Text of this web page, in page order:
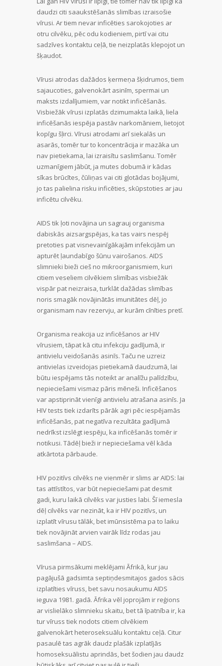
daudzi citi saaukstēšanās slimības izraisošie
vīrusi. Ar tiem nevar inficēties sarokojoties ar
otru cilvēku, pēc odu kodieniem, pirtī vai citu
sadzīves kontaktu ceļā, tie neizplatās klepojot un
šķaudot.
Vīrusi atrodas dažādos ķermeņa šķidrumos, tiem
sajaucoties, galvenokārt asinīm, spermai un
maksts izdalījumiem, var notikt inficēšanās.
Visbiežāk vīrusi izplatās dzimumakta laikā, liela
inficēšanās iespēja pastāv narkomāniem, lietojot
kopīgu šļirci. Vīrusi atrodami arī siekalās un
asarās, tomēr tur to koncentrācija ir mazāka un
nav pietiekama, lai izraisītu saslimšanu. Tomēr
uzmanīgiem jābūt, ja mutes dobumā ir kādas
sīkas brūcītes, čūliņas vai citi gļotādas bojājumi,
jo tas palielina risku inficēties, skūpstoties ar jau
inficētu cilvēku.
AIDS tik ļoti novājina un sagrauj organisma
dabiskās aizsargspējas, ka tas vairs nespēj
pretoties pat visnevainīgākajām infekcijām un
apturēt ļaundabīgo šūnu vairošanos. AIDS
slimnieki bieži cieš no mikroorganismiem, kuri
citiem veseliem cilvēkiem slimības visbiežāk
vispār pat neizraisa, turklāt dažādas slimības
noris smagāk novājinātās imunitātes dēļ, jo
organismam nav rezervju, ar kurām cīnīties pretī.
Organisma reakcija uz inficēšanos ar HIV
vīrusiem, tāpat kā citu infekciju gadījumā, ir
antivielu veidošanās asinīs. Taču ne uzreiz
antivielas izveidojas pietiekamā daudzumā, lai
būtu iespējams tās noteikt ar analīžu palīdzību,
nepieciešami vismaz pāris mēneši. Inficēšanos
var apstiprināt vienīgi antivielu atrašana asinīs. Ja
HIV tests tiek izdarīts pārāk agri pēc iespējamās
inficēšanās, pat negatīva rezultāta gadījumā
nedrīkst izslēgt iespēju, ka inficēšanās tomēr ir
notikusi. Tādēļ bieži ir nepieciešama vēl kāda
atkārtota pārbaude.
HIV pozitīvs cilvēks ne vienmēr ir slims ar AIDS: lai
tas attīstītos, var būt nepieciešami pat desmit
gadi, kuru laikā cilvēks var justies labi. Šī iemesla
dēļ cilvēks var nezināt, ka ir HIV pozitīvs, un
izplatīt vīrusu tālāk, bet imūnsistēma pa to laiku
tiek novājināt arvien vairāk līdz rodas jau
saslimšana – AIDS.
Vīrusa pirmsākumi meklējami Āfrikā, kur jau
pagājušā gadsimta septiņdesmitajos gados sācis
izplatīties vīruss, bet savu nosaukumu AIDS
ieguva 1981. gadā. Āfrika vēl joprojām ir reģions
ar vislielāko slimnieku skaitu, bet tā īpatnība ir, ka
tur vīruss tiek nodots citiem cilvēkiem
galvenokārt heteroseksuālu kontaktu ceļā. Citur
pasaulē tas agrāk daudz plašāk izplatījās
homoseksuālistu aprindās, bet šodien jau daudz